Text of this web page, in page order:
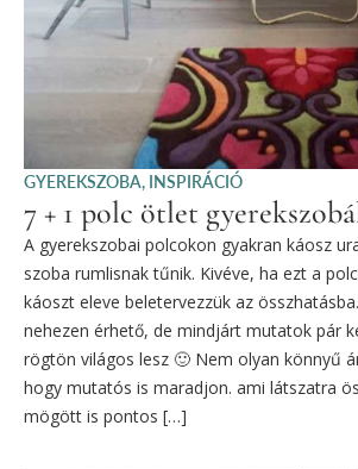
GYEREKSZOBA, INSPIRÁCIÓ
7 + 1 polc ötlet
A gyerekszobai polcokon gyakran káosz
szoba rumlisnak tűnik. Kivéve, ha ezt a
káoszt eleve beletervezzük az
nehezen érhető, de mindjárt mutatok pár
rögtön világos lesz 🙂 Nem olyan könnyű
hogy mutatós is maradjon. ami látszatra
mögött is pontos […]